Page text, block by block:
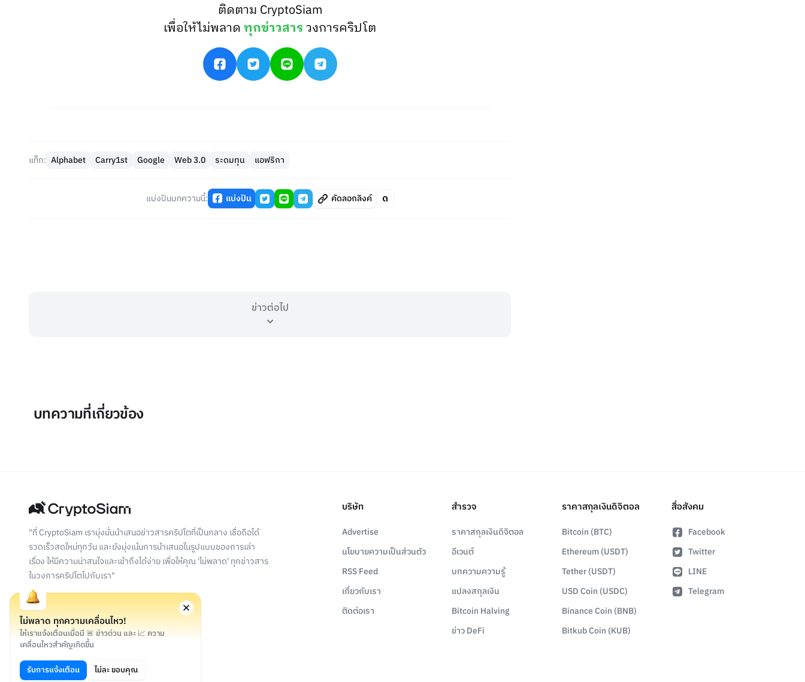
ติดตาม CryptoSiam
เพื่อให้ไม่พลาดทุกข่าวสารวงการคริปโต
แท็ก: Alphabet Carry1st Google Web 3.0 ระดมทุน แอฟริกา
แบ่งปันบทความนี้: แบ่งปัน คัดลอกลิงค์
ข่าวต่อไป
บทความที่เกี่ยวข้อง
"ที่ CryptoSiam เรามุ่งมั่นนำเสนอข่าวสารคริปโตที่เป็นกลาง เชื่อถือได้
รวดเร็วสดใหม่ทุกวัน และยังมุ่งเน้นการนำเสนอในรูปแบบของการเล่า
เรื่อง ให้มีความน่าสนใจและเข้าถึงได้ง่าย เพื่อให้คุณ 'ไม่พลาด' ทุกข่าวสาร
ในวงการคริปโตไปกับเรา"
บริษัท
Advertise
นโยบายความเป็นส่วนตัว
RSS Feed
เกี่ยวกับเรา
ติดต่อเรา
สำรวจ
ราคาสกุลเงินดิจิตอล
อีเวนต์
บทความความรู้
แปลงสกุลเงิน
Bitcoin Halving
ข่าว DeFi
ราคาสกุลเงินดิจิตอล
Bitcoin (BTC)
Ethereum (USDT)
Tether (USDT)
USD Coin (USDC)
Binance Coin (BNB)
Bitkub Coin (KUB)
สื่อสังคม
Facebook
Twitter
LINE
Telegram
©2026สงวนลิขสิทธิ์
ไม่พลาด ทุกความเคลื่อนไหว!
ให้เราแจ้งเตือนเมื่อมี 🚨 ข่าวด่วน และ 📈 ความ
เคลื่อนไหวสำคัญเกิดขึ้น
รับการแจ้งเตือน
ไม่ละ ขอบคุณ